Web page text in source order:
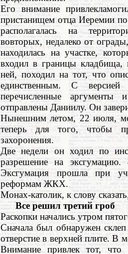
Его внимание
пристанищем отца Иеремии
располагалась на
вовторых, недалеко от
находилась на участке,
входил в границы кладбища,
ней, походил на тот, что
единственным. С
перечисленные
отправлены Даниилу. Он
Нынешним летом, 22 июля,
теперь для того, чтобы
захоронения.
Две недели он ходил по
разрешение на
Эксгумация прошла при
реформам ЖКХ.
Монах-католик, к слову
Все решил третий гроб
Раскопки начались утром
Сначала был обнаружен
отверстие в верхней плите. В
Внимание привлек тот,